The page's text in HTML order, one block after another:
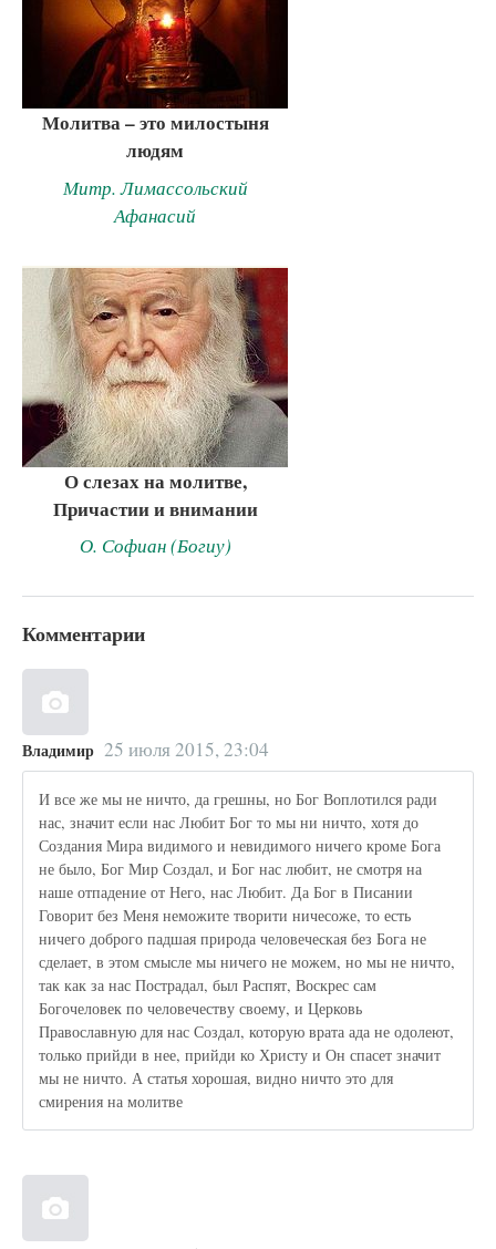
Молитва – это милостыня
людям
Митр. Лимассольский
Афанасий
О слезах на молитве,
Причастии и внимании
О. Софиан (Богиу)
Комментарии
Владимир 25 июля 2015, 23:04
И все же мы не ничто, да грешны, но Бог Воплотился ради
нас, значит если нас Любит Бог то мы ни ничто, хотя до
Создания Мира видимого и невидимого ничего кроме Бога
не было, Бог Мир Создал, и Бог нас любит, не смотря на
наше отпадение от Него, нас Любит. Да Бог в Писании
Говорит без Меня неможите творити ничесоже, то есть
ничего доброго падшая природа человеческая без Бога не
сделает, в этом смысле мы ничего не можем, но мы не ничто,
так как за нас Пострадал, был Распят, Воскрес сам
Богочеловек по человечеству своему, и Церковь
Православную для нас Создал, которую врата ада не одолеют,
только прийди в нее, прийди ко Христу и Он спасет значит
мы не ничто. А статья хорошая, видно ничто это для
смирения на молитве